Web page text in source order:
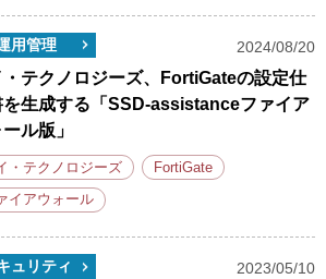
用管理 2024/08/20
・テクノロジーズ、FortiGateの設定仕
を生成する「SSD-assistanceファイア
ル版」
・テクノロジーズ FortiGate
イアウォール
ュリティ 2023/05/10